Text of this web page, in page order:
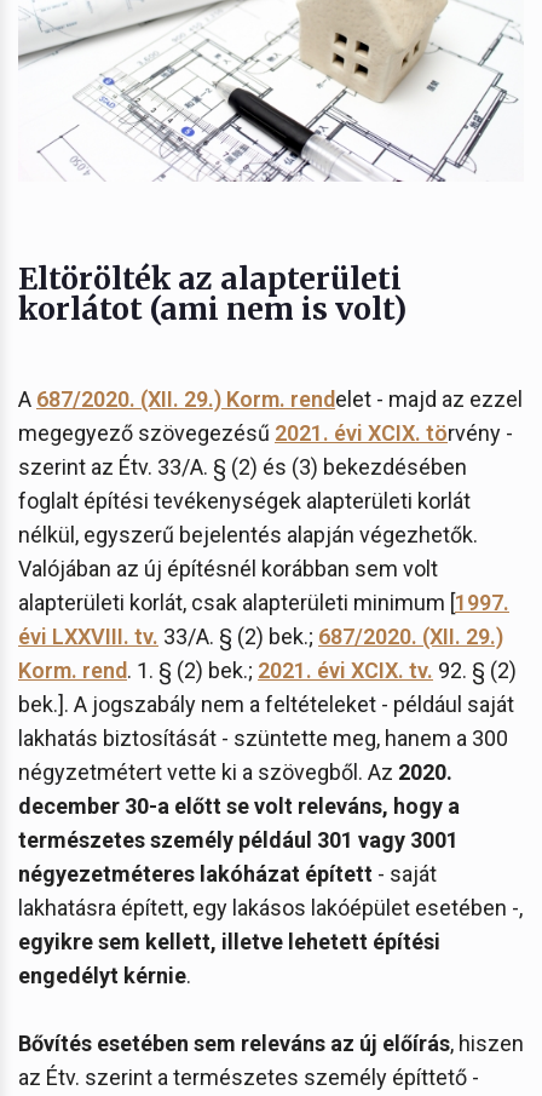
Eltörölték az alapterületi
korlátot (ami nem is volt)
A 687/2020. (XII. 29.) Korm. rendelet - majd az ezzel
megegyező szövegezésű 2021. évi XCIX. törvény -
szerint az Étv. 33/A. § (2) és (3) bekezdésében
foglalt építési tevékenységek alapterületi korlát
nélkül, egyszerű bejelentés alapján végezhetők.
Valójában az új építésnél korábban sem volt
alapterületi korlát, csak alapterületi minimum [1997.
évi LXXVIII. tv. 33/A. § (2) bek.; 687/2020. (XII. 29.)
Korm. rend. 1. § (2) bek.; 2021. évi XCIX. tv. 92. § (2)
bek.]. A jogszabály nem a feltételeket - például saját
lakhatás biztosítását - szüntette meg, hanem a 300
négyzetmétert vette ki a szövegből. Az 2020.
december 30-a előtt se volt releváns, hogy a
természetes személy például 301 vagy 3001
négyezetméteres lakóházat épített - saját
lakhatásra épített, egy lakásos lakóépület esetében -,
egyikre sem kellett, illetve lehetett építési
engedélyt kérnie.
Bővítés esetében sem releváns az új előírás, hiszen
az Étv. szerint a természetes személy építtető -